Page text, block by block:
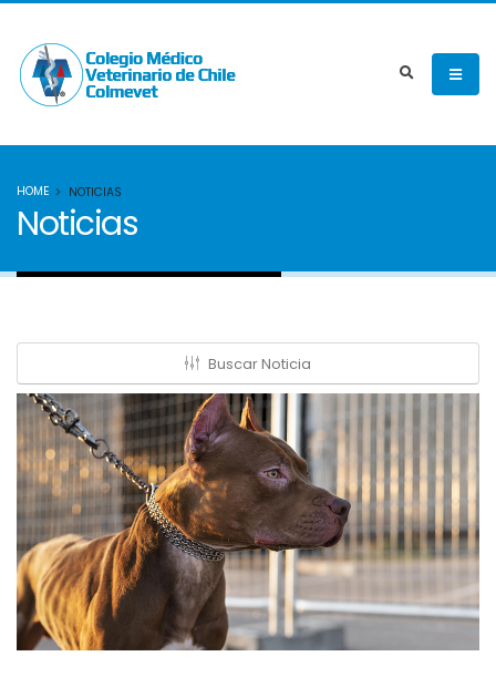
HOME NOTICIAS
Noticias
Buscar Noticia